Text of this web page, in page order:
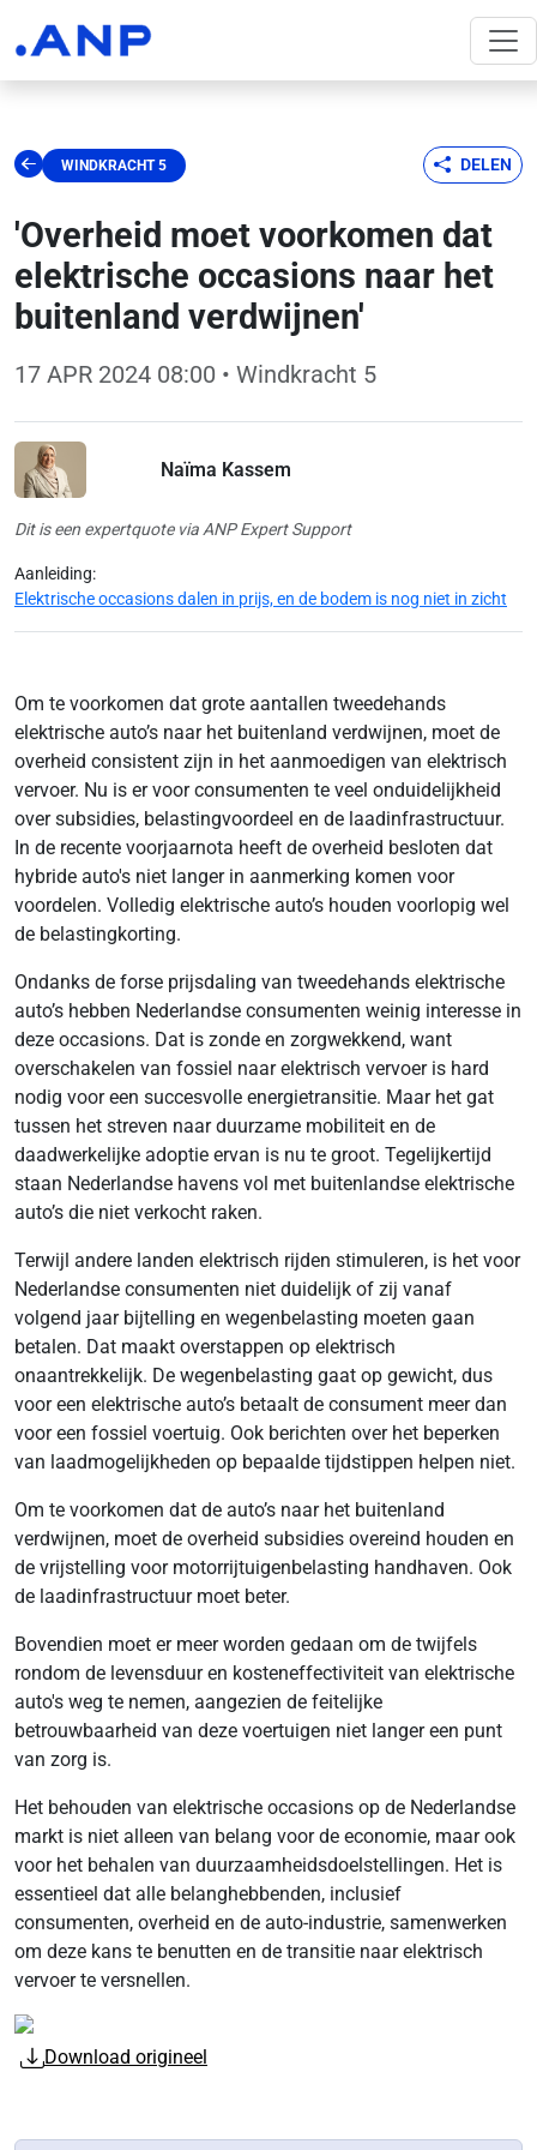
WINDKRACHT 5 DELEN
'Overheid moet voorkomen dat
elektrische occasions naar het
buitenland verdwijnen'
17 APR 2024 08:00 • Windkracht 5
Naïma Kassem
Dit is een expertquote via ANP Expert Support
Aanleiding:
Elektrische occasions dalen in prijs, en de bodem is nog niet in zicht
Om te voorkomen dat grote aantallen tweedehands
elektrische auto’s naar het buitenland verdwijnen, moet de
overheid consistent zijn in het aanmoedigen van elektrisch
vervoer. Nu is er voor consumenten te veel onduidelijkheid
over subsidies, belastingvoordeel en de laadinfrastructuur.
In de recente voorjaarnota heeft de overheid besloten dat
hybride auto's niet langer in aanmerking komen voor
voordelen. Volledig elektrische auto’s houden voorlopig wel
de belastingkorting.
Ondanks de forse prijsdaling van tweedehands elektrische
auto’s hebben Nederlandse consumenten weinig interesse in
deze occasions. Dat is zonde en zorgwekkend, want
overschakelen van fossiel naar elektrisch vervoer is hard
nodig voor een succesvolle energietransitie. Maar het gat
tussen het streven naar duurzame mobiliteit en de
daadwerkelijke adoptie ervan is nu te groot. Tegelijkertijd
staan Nederlandse havens vol met buitenlandse elektrische
auto’s die niet verkocht raken.
Terwijl andere landen elektrisch rijden stimuleren, is het voor
Nederlandse consumenten niet duidelijk of zij vanaf
volgend jaar bijtelling en wegenbelasting moeten gaan
betalen. Dat maakt overstappen op elektrisch
onaantrekkelijk. De wegenbelasting gaat op gewicht, dus
voor een elektrische auto’s betaalt de consument meer dan
voor een fossiel voertuig. Ook berichten over het beperken
van laadmogelijkheden op bepaalde tijdstippen helpen niet.
Om te voorkomen dat de auto’s naar het buitenland
verdwijnen, moet de overheid subsidies overeind houden en
de vrijstelling voor motorrijtuigenbelasting handhaven. Ook
de laadinfrastructuur moet beter.
Bovendien moet er meer worden gedaan om de twijfels
rondom de levensduur en kosteneffectiviteit van elektrische
auto's weg te nemen, aangezien de feitelijke
betrouwbaarheid van deze voertuigen niet langer een punt
van zorg is.
Het behouden van elektrische occasions op de Nederlandse
markt is niet alleen van belang voor de economie, maar ook
voor het behalen van duurzaamheidsdoelstellingen. Het is
essentieel dat alle belanghebbenden, inclusief
consumenten, overheid en de auto-industrie, samenwerken
om deze kans te benutten en de transitie naar elektrisch
vervoer te versnellen.
Download origineel